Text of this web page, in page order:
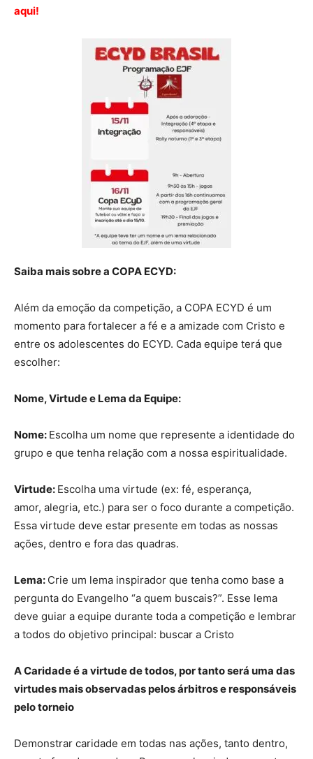
aqui!
Saiba mais sobre a COPA ECYD:
Além da emoção da competição, a COPA ECYD é um
momento para fortalecer a fé e a amizade com Cristo e
entre os adolescentes do ECYD. Cada equipe terá que
escolher:
Nome, Virtude e Lema da Equipe:
Nome: Escolha um nome que represente a identidade do
grupo e que tenha relação com a nossa espiritualidade.
Virtude: Escolha uma virtude (ex: fé, esperança,
amor, alegria, etc.) para ser o foco durante a competição.
Essa virtude deve estar presente em todas as nossas
ações, dentro e fora das quadras.
Lema: Crie um lema inspirador que tenha como base a
pergunta do Evangelho “a quem buscais?”. Esse lema
deve guiar a equipe durante toda a competição e lembrar
a todos do objetivo principal: buscar a Cristo
A Caridade é a virtude de todos, por tanto será uma das
virtudes mais observadas pelos árbitros e responsáveis
pelo torneio
Demonstrar caridade em todas nas ações, tanto dentro,